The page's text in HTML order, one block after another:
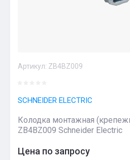
Артикул: ZB4BZ009
SCHNEIDER ELECTRIC
Колодка монтажная
ZB4BZ009 Schneider Electric
Цена по запросу